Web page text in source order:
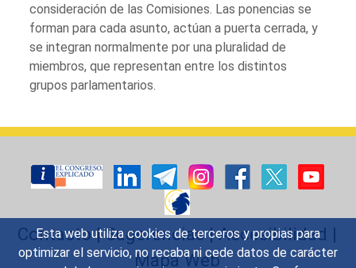
Esta web utiliza cookies de terceros y propias para
optimizar el servicio, no recaba ni cede datos de carácter
consideración de las Comisiones. Las ponencias se
forman para cada asunto, actúan a puerta cerrada, y
se integran normalmente por una pluralidad de
miembros, que representan entre los distintos
grupos parlamentarios.
Contacto|Sugerencias|Accesibilidad |
Mapa Web